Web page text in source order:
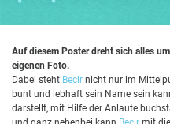
Auf diesem Poster dreht sich alles um
eigenen Foto.
Dabei steht Becir nicht nur im
bunt und lebhaft sein Name sein
darstellt, mit Hilfe der Anlaute